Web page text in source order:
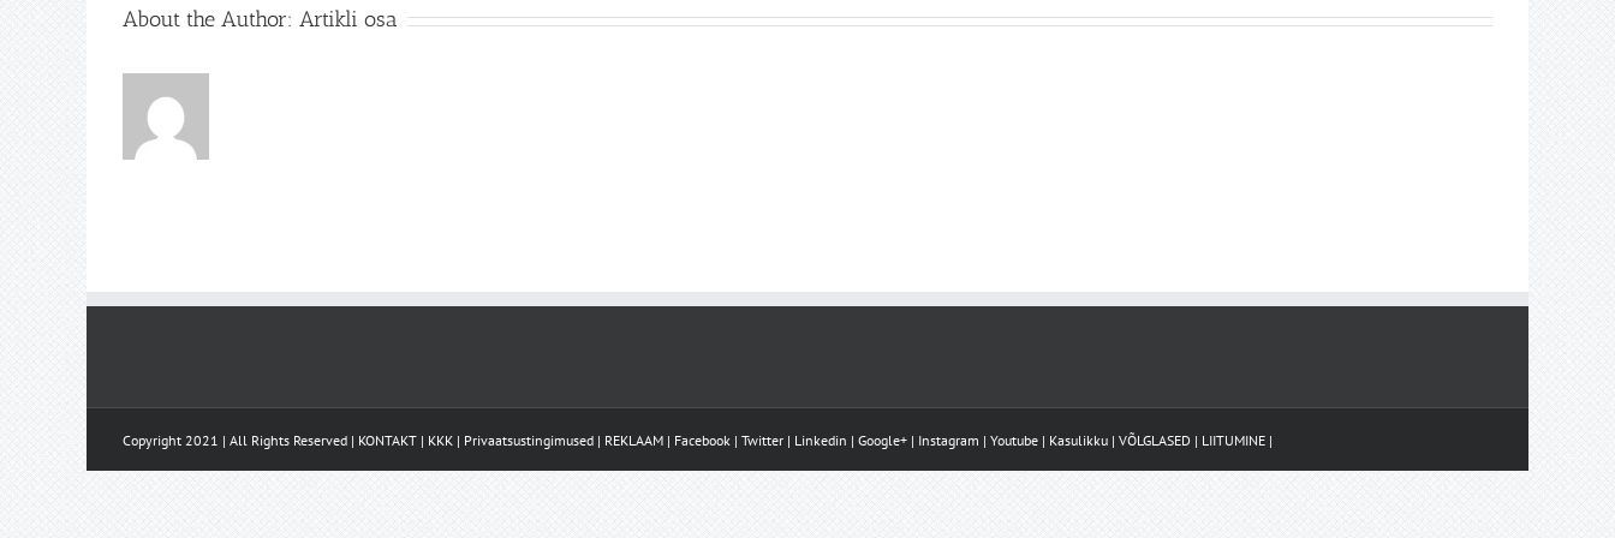
About the Author: Artikli osa
Copyright 2021 | All Rights Reserved | KONTAKT | KKK | Privaatsustingimused | REKLAAM | Facebook | Twitter | Linkedin | Google+ | Instagram | Youtube | Kasulikku | VÕLGLASED | LIITUMINE |